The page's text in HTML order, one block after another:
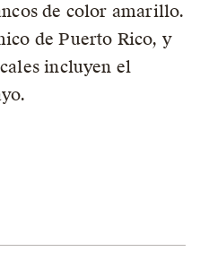
de color amarillo.
de Puerto Rico, y
incluyen el